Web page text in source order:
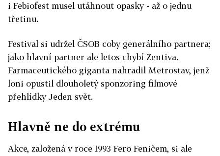
i Febiofest musel utáhnout opasky - až o jednu
třetinu.
Festival si udržel ČSOB coby generálního partnera;
jako hlavní partner ale letos chybí Zentiva.
Farmaceutického giganta nahradil Metrostav, jenž
loni opustil dlouholetý sponzoring filmové
přehlídky Jeden svět.
Hlavně ne do extrému
Akce, založená v roce 1993 Fero Feničem, si ale